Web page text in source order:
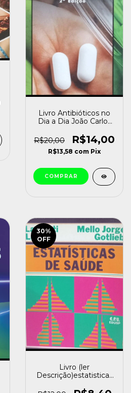
Livro Antibióticos no
Dia a Dia João Carlos
R$20,00
R$14,00
R$13,58 com Pix
30%
OFF
Livro (ler
Descrição)estatisticas